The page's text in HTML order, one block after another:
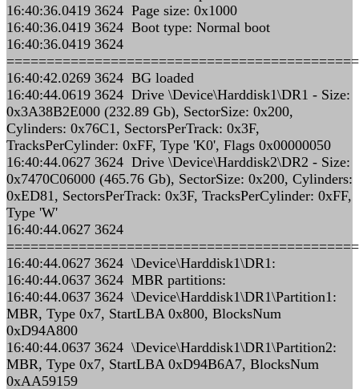
16:40:36.0419 3624 Page size: 0x1000
16:40:36.0419 3624 Boot type: Normal boot
16:40:36.0419 3624
16:40:42.0269 3624 BG loaded
16:40:44.0619 3624 Drive \Device\Harddisk1\DR1 - Size:
0x3A38B2E000 (232.89 Gb), SectorSize: 0x200,
Cylinders: 0x76C1, SectorsPerTrack: 0x3F,
TracksPerCylinder: 0xFF, Type 'K0', Flags 0x00000050
16:40:44.0627 3624 Drive \Device\Harddisk2\DR2 - Size:
0x7470C06000 (465.76 Gb), SectorSize: 0x200, Cylinders:
0xED81, SectorsPerTrack: 0x3F, TracksPerCylinder: 0xFF,
Type 'W'
16:40:44.0627 3624
16:40:44.0627 3624 \Device\Harddisk1\DR1:
16:40:44.0637 3624 MBR partitions:
16:40:44.0637 3624 \Device\Harddisk1\DR1\Partition1:
MBR, Type 0x7, StartLBA 0x800, BlocksNum
0xD94A800
16:40:44.0637 3624 \Device\Harddisk1\DR1\Partition2:
MBR, Type 0x7, StartLBA 0xD94B6A7, BlocksNum
0xAA59159